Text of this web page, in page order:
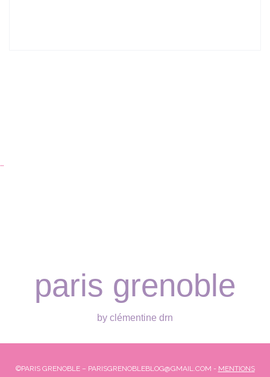
…
paris grenoble
by clémentine drn
©PARIS GRENOBLE – PARISGRENOBLEBLOG@GMAIL.COM - MENTIONS